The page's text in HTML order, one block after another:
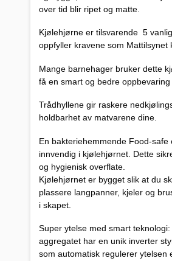
over tid blir ripet og matte.
Kjølehjørne er tilsvarende 5
oppfyller kravene som Mattilsynet
Mange barnehager bruker dette
få en smart og bedre oppbevaring
Trådhyllene gir raskere
holdbarhet av matvarene dine.
En bakteriehemmende Food-safe
innvendig i kjølehjørnet. Dette
og hygienisk overflate.
Kjølehjørnet er bygget slik at du
plassere langpanner, kjeler og
i skapet.
Super ytelse med smart teknologi:
aggregatet har en unik inverter
som automatisk regulerer ytelsen